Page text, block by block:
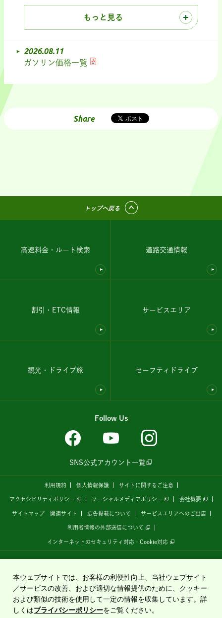
緊急のお知らせ
災害時の事故による緊急時の
もっと見る
2026.08.11
ガソリン価格一覧
Share
トップへ戻る
高速料金・ルート検索 道路交通情報
割引・ETC情報 サービスエリア
観光・ドライブ旅 セーフティドライブ
Follow Us
SNS公式アカウント一覧
利用規約 個人情報保護 サイトに関するご注意
アクセシビリティポリシー ソーシャルメディアポリシー 会社概要
サイトマップ 関連サイト 広告掲載について サービスエリアへのご出店
利用者情報の外部送信について
インターネットのセキュリティ対応・Cookie対応
運営しています。
Copyright©2020 East Nippon Expressway Company Limited
All Rights Reserved.
本ウェブサイトでは、お客様の利便性向上、当社ウェブサイト
／サービスの改善、および適切な情報提供のために、クッキー
および類似の技術を使用して一定の情報を収集しています。詳
しくはプライバシーポリシーをご覧ください。